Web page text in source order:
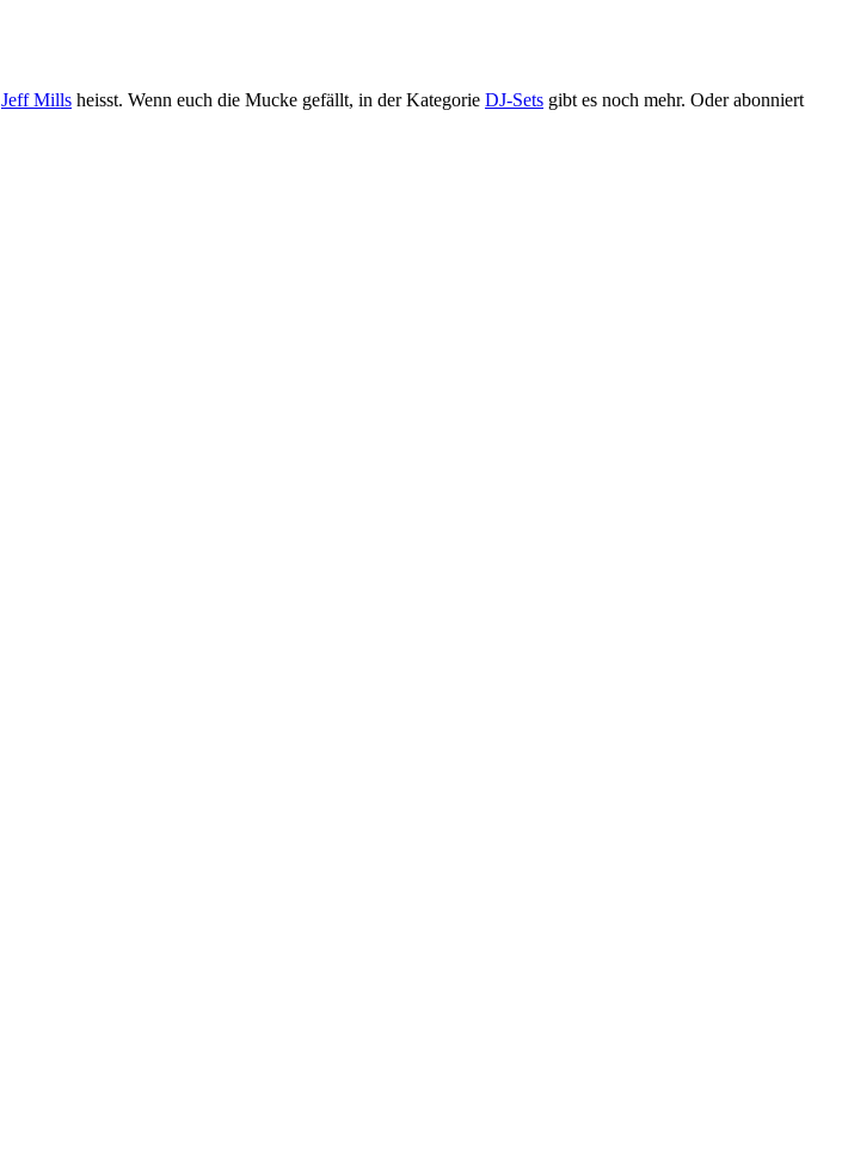
Jeff Mills heisst. Wenn euch die Mucke gefällt, in der Kategorie DJ-Sets gibt es noch mehr. Oder abonniert